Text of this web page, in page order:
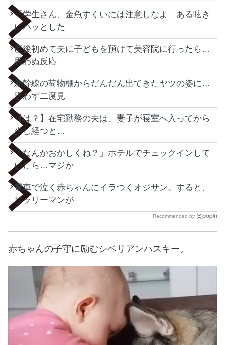
「学生さん、金魚すくいには注意しなよ」ある呟き
にハッとした
産後初めて夫に子どもを預けて美容院に行ったら…
思わぬ反応
新幹線の荷物棚からだんだん出てきたヤツの姿に…
思わず二度見
【は？】在宅勤務の夫は、妻子が寝室へ入ってから
少し経つと…
「なんかおかしくね？」ホテルでチェックインして
いたら…マジか
電車で泣く赤ちゃんにイラつくオジサン。すると、
サラリーマンが
Recommended by
赤ちゃんの子守に励むシベリアンハスキー。